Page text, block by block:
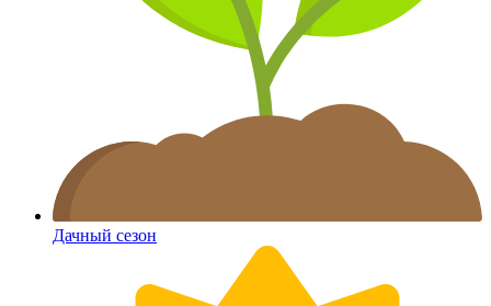
Дачный сезон